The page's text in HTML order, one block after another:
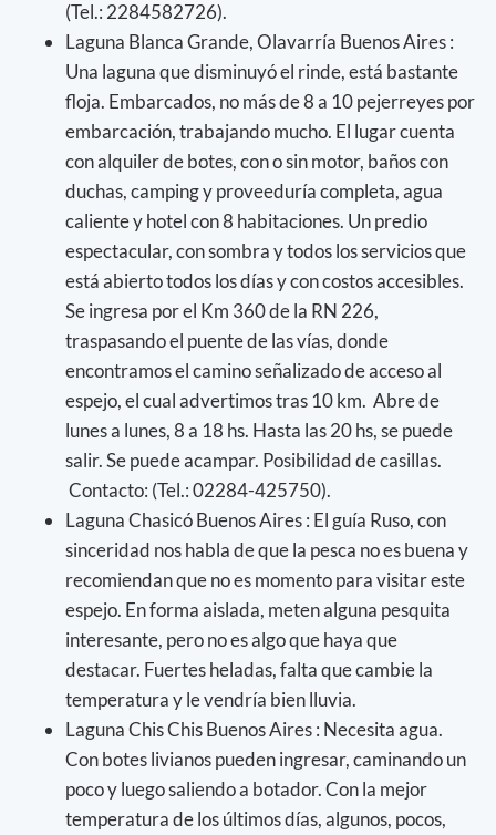
(Tel.: 2284582726).
Laguna Blanca Grande, Olavarría Buenos Aires :
Una laguna que disminuyó el rinde, está bastante
floja. Embarcados, no más de 8 a 10 pejerreyes por
embarcación, trabajando mucho. El lugar cuenta
con alquiler de botes, con o sin motor, baños con
duchas, camping y proveeduría completa, agua
caliente y hotel con 8 habitaciones. Un predio
espectacular, con sombra y todos los servicios que
está abierto todos los días y con costos accesibles.
Se ingresa por el Km 360 de la RN 226,
traspasando el puente de las vías, donde
encontramos el camino señalizado de acceso al
espejo, el cual advertimos tras 10 km. Abre de
lunes a lunes, 8 a 18 hs. Hasta las 20 hs, se puede
salir. Se puede acampar. Posibilidad de casillas.
Contacto: (Tel.: 02284-425750).
Laguna Chasicó Buenos Aires : El guía Ruso, con
sinceridad nos habla de que la pesca no es buena y
recomiendan que no es momento para visitar este
espejo. En forma aislada, meten alguna pesquita
interesante, pero no es algo que haya que
destacar. Fuertes heladas, falta que cambie la
temperatura y le vendría bien lluvia.
Laguna Chis Chis Buenos Aires : Necesita agua.
Con botes livianos pueden ingresar, caminando un
poco y luego saliendo a botador. Con la mejor
temperatura de los últimos días, algunos, pocos,